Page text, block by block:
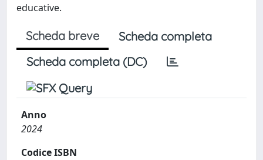
educative.
Scheda breve
Scheda completa
Scheda completa (DC)
Anno
2024
Codice ISBN